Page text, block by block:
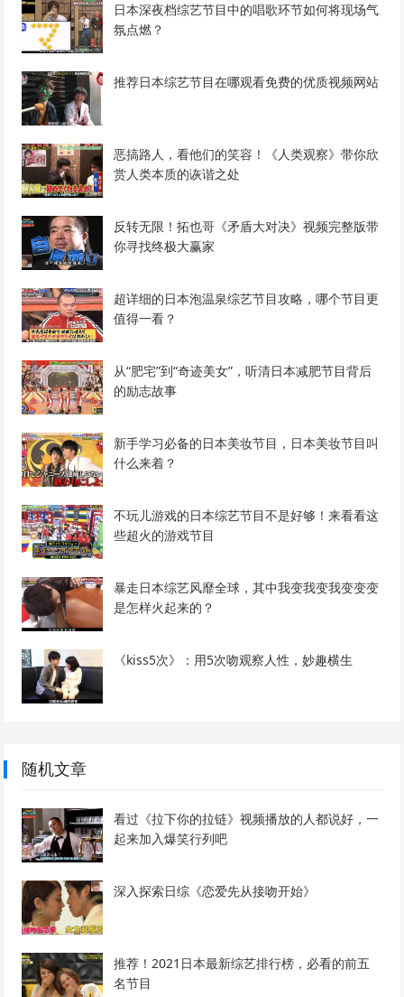
日本深夜档综艺节目中的唱歌环节如何将现场气
氛点燃？
推荐日本综艺节目在哪观看免费的优质视频网站
恶搞路人，看他们的笑容！《人类观察》带你欣
赏人类本质的诙谐之处
反转无限！拓也哥《矛盾大对决》视频完整版带
你寻找终极大赢家
超详细的日本泡温泉综艺节目攻略，哪个节目更
值得一看？
从“肥宅”到“奇迹美女”，听清日本减肥节目背后
的励志故事
新手学习必备的日本美妆节目，日本美妆节目叫
什么来着？
不玩儿游戏的日本综艺节目不是好够！来看看这
些超火的游戏节目
暴走日本综艺风靡全球，其中我变我变我变变变
是怎样火起来的？
《kiss5次》：用5次吻观察人性，妙趣横生
随机文章
看过《拉下你的拉链》视频播放的人都说好，一
起来加入爆笑行列吧
深入探索日综《恋爱先从接吻开始》
推荐！2021日本最新综艺排行榜，必看的前五
名节目